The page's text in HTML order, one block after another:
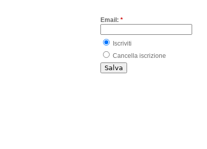
Email: *
Iscriviti
Cancella iscrizione